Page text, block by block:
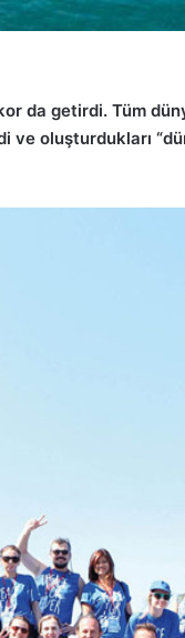
da getirdi. Tüm
ve oluşturdukları